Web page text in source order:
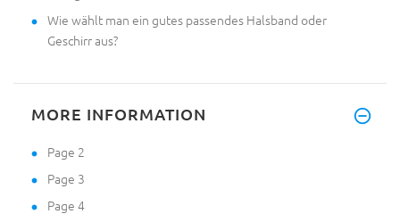
Wie wählt man ein gutes passendes Halsband oder
Geschirr aus?
MORE INFORMATION
Page 2
Page 3
Page 4